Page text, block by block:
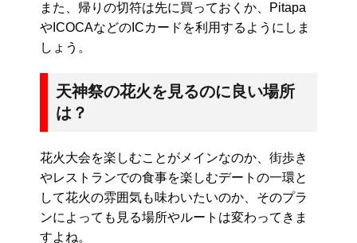
また、帰りの切符は先に買っておくか、Pitapa
やICOCAなどのICカードを利用するようにしま
しょう。
天神祭の花火を見るのに良い場所
は？
花火大会を楽しむことがメインなのか、街歩き
やレストランでの食事を楽しむデートの一環と
して花火の雰囲気も味わいたいのか、そのプラ
ンによっても見る場所やルートは変わってきま
すよね。